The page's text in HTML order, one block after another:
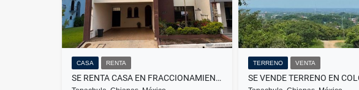
CASA RENTA
SE RENTA CASA EN FRACCIONAMIENTO TULIPANES
TERRENO VENTA